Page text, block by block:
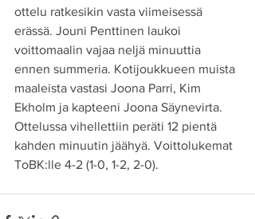
ottelu ratkesikin vasta viimeisessä
erässä. Jouni Penttinen laukoi
voittomaalin vajaa neljä minuuttia
ennen summeria. Kotijoukkueen muista
maaleista vastasi Joona Parri, Kim
Ekholm ja kapteeni Joona Säynevirta.
Ottelussa vihellettiin peräti 12 pientä
kahden minuutin jäähyä. Voittolukemat
ToBK:lle 4-2 (1-0, 1-2, 2-0).